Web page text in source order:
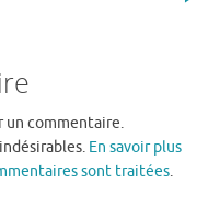
commentaire.
En savoir plus
sont traitées.